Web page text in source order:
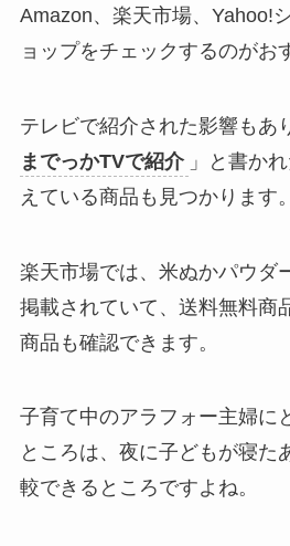
Amazon、楽天市場、Yahoo!
ョップをチェックするのがお
テレビで紹介された影響もあ
までっかTVで紹介 」と書か
えている商品も見つかります。
楽天市場では、米ぬかパウダ
掲載されていて、送料無料商
商品も確認できます。
子育て中のアラフォー主婦に
ところは、夜に子どもが寝た
較できるところですよね。